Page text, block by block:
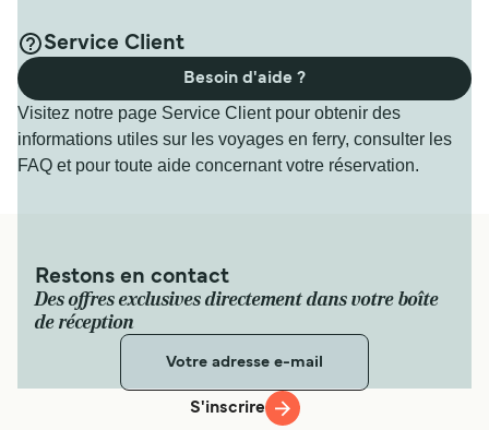
Service Client
Visitez notre page Service Client pour obtenir des
informations utiles sur les voyages en ferry, consulter les
FAQ et pour toute aide concernant votre réservation.
Besoin d'aide ?
Restons en contact
Des offres exclusives directement dans votre boîte
de réception
S'inscrire